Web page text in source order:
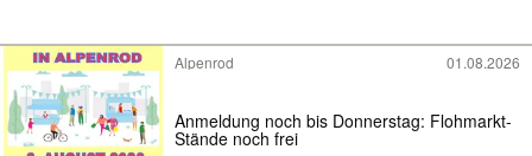
Alpenrod 01.08.2026
Anmeldung noch bis Donnerstag: Flohmarkt-
Stände noch frei